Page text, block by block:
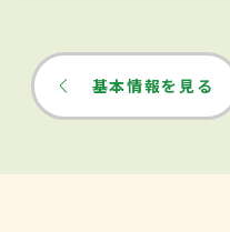
基本情報を見る